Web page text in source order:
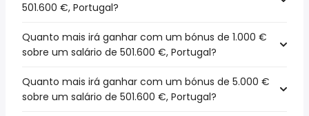
501.600 €, Portugal?
Quanto mais irá ganhar com um bónus de 1.000 €
sobre um salário de 501.600 €, Portugal?
Quanto mais irá ganhar com um bónus de 5.000 €
sobre um salário de 501.600 €, Portugal?